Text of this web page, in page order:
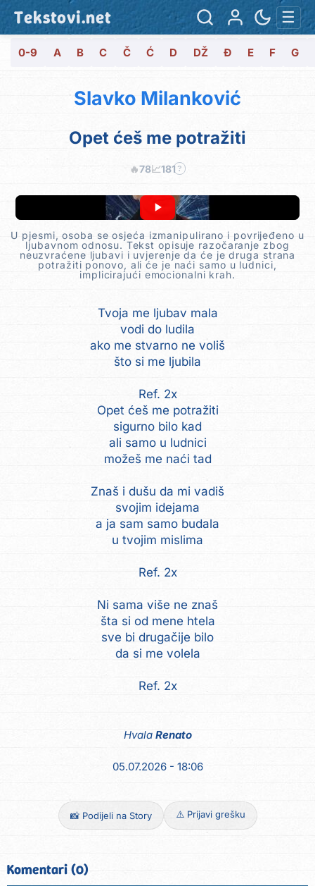
Tekstovi.net ☰
0-9 A B C Č Ć D DŽ Đ E F G
Slavko Milanković
Opet ćeš me potražiti
🔥78📈181 ?
U pjesmi, osoba se osjeća izmanipulirano i povrijeđeno u
ljubavnom odnosu. Tekst opisuje razočaranje zbog
neuzvraćene ljubavi i uvjerenje da će je druga strana
potražiti ponovo, ali će je naći samo u ludnici,
implicirajući emocionalni krah.
Tvoja me ljubav mala
vodi do ludila
ako me stvarno ne voliš
što si me ljubila
Ref. 2x
Opet ćeš me potražiti
sigurno bilo kad
ali samo u ludnici
možeš me naći tad
Znaš i dušu da mi vadiš
svojim idejama
a ja sam samo budala
u tvojim mislima
Ref. 2x
Ni sama više ne znaš
šta si od mene htela
sve bi drugačije bilo
da si me volela
Ref. 2x
Hvala Renato
05.07.2026 - 18:06
📸 Podijeli na Story ⚠️ Prijavi grešku
Komentari (0)